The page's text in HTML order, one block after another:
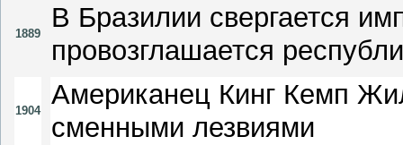
1889
В Бразилии свергается
провозглашается
1904
Американец Кинг Кемп
сменными лезвиями